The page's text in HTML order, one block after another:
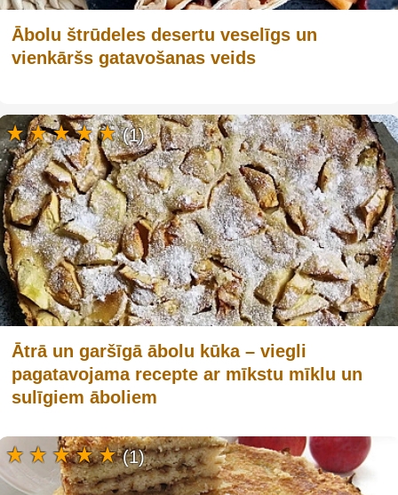
Ābolu štrūdeles desertu veselīgs un
vienkāršs gatavošanas veids
Ātrā un garšīgā ābolu kūka – viegli
pagatavojama recepte ar mīkstu mīklu un
sulīgiem āboliem
(1)
(1)